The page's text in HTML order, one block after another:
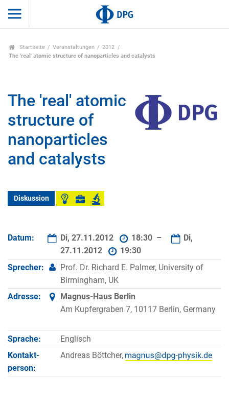
Startseite Veranstaltungen
2012
The 'real' atomic structure of nanoparticles and catalysts
The 'real' atomic
structure of
nanoparticles
and catalysts
Diskussion
Datum: Di, 27.11.2012 18:30 –
Di,
27.11.2012
19:30
Sprecher:
Prof. Dr. Richard E. Palmer, University of
Birmingham, UK
Adresse:
Magnus-Haus Berlin
Am Kupfergraben 7, 10117 Berlin, Germany
Sprache:
Englisch
Kontakt­
person:
Andreas Böttcher,